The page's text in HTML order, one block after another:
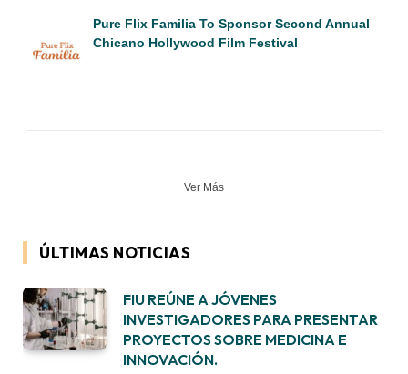
Pure Flix Familia To Sponsor Second Annual
Chicano Hollywood Film Festival
Ver Más
ÚLTIMAS NOTICIAS
FIU REÚNE A JÓVENES
INVESTIGADORES PARA PRESENTAR
PROYECTOS SOBRE MEDICINA E
INNOVACIÓN.